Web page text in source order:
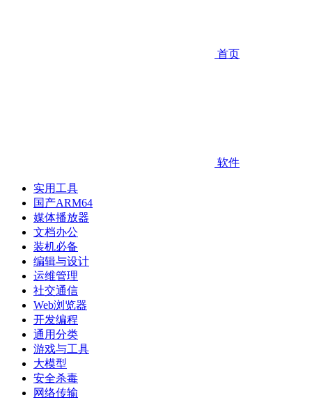
首页
软件
实用工具
国产ARM64
媒体播放器
文档办公
装机必备
编辑与设计
运维管理
社交通信
Web浏览器
开发编程
通用分类
游戏与工具
大模型
安全杀毒
网络传输